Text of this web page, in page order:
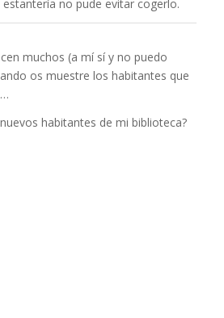
no pude evitar cogerlo.
muchos (a mí sí y no puedo
os muestre los habitantes que
habitantes de mi biblioteca?